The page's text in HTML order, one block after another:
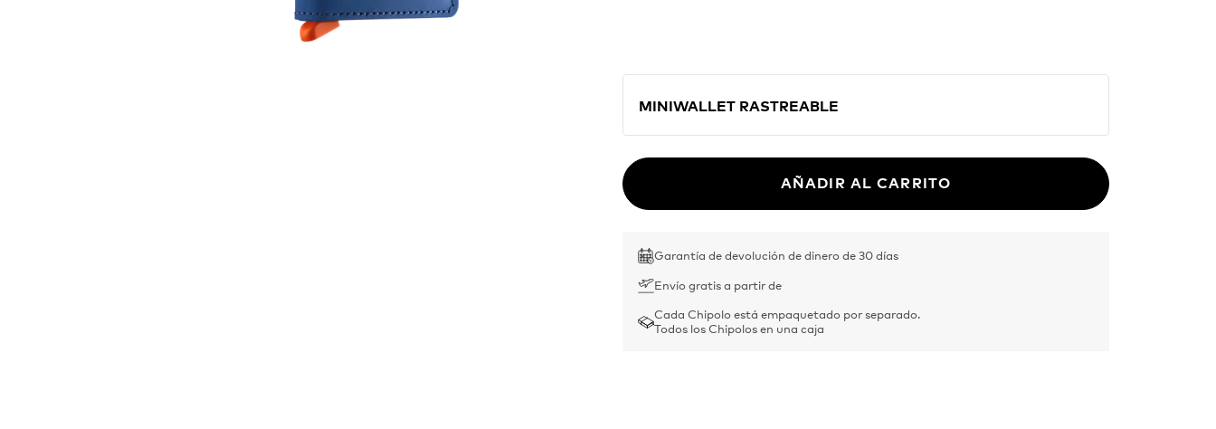
MINIWALLET RASTREABLE
AÑADIR AL CARRITO
Garantía de devolución de dinero de 30 días
Envío gratis a partir de
Cada Chipolo está empaquetado por separado.
Todos los Chipolos en una caja